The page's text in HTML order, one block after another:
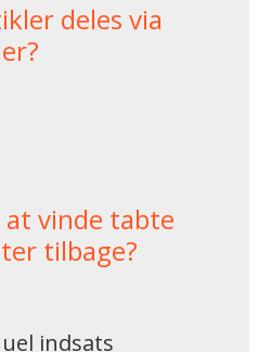
deles via
at vinde tabte
tilbage?
indsats